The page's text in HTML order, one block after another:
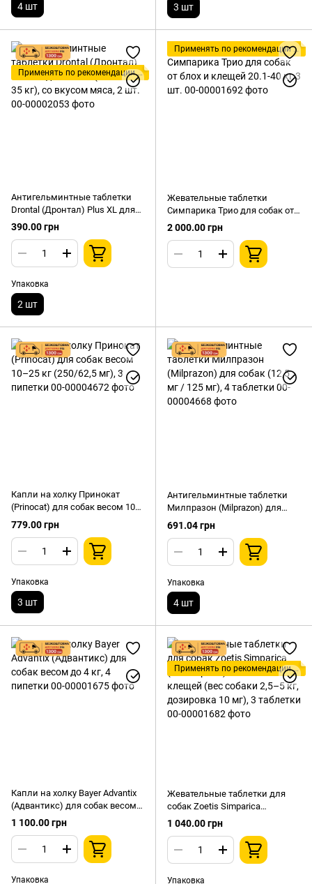
4 шт 3 шт
Применять по рекомендации ветеринара!
Антигельминтные таблетки
Drontal (Дронтал) Plus XL для
собак (весом от 35 кг), со
вкусом мяса, 2 шт.
390.00 грн
Упаковка
2 шт
Применять по рекомендации ветеринара!
Жевательные таблетки
Симпарика Трио для собак от
блох и клещей 20.1-40 кг 3 шт.
2 000.00 грн
Капли на холку Принокат
(Prinocat) для собак весом 10–
25 кг (250/62,5 мг), 3 пипетки
779.00 грн
Упаковка
3 шт
Антигельминтные таблетки
Милпразон (Milprazon) для
собак (12,5 мг / 125 мг), 4
таблетки
691.04 грн
Упаковка
4 шт
Капли на холку Bayer Advantix
(Адвантикс) для собак весом
до 4 кг, 4 пипетки
1 100.00 грн
Упаковка
Применять по рекомендации ветеринара!
Жевательные таблетки для
собак Zoetis Simparica
(Симпарика) от блох и клещей
(вес собаки 2,5–5 кг,
дозировка 10 мг), 3 таблетки
1 040.00 грн
Упаковка